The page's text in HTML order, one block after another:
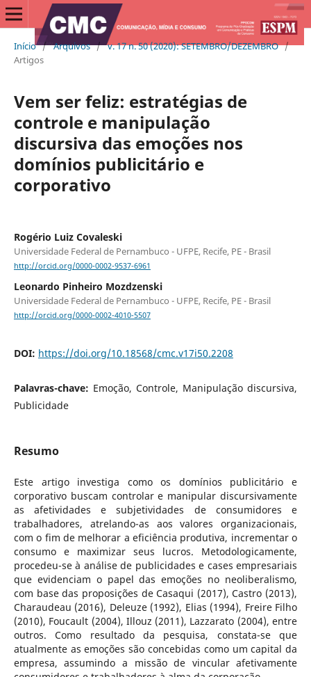
Início / Arquivos / v. 17 n. 50 (2020): SETEMBRO/DEZEMBRO /
Artigos
Vem ser feliz: estratégias de
controle e manipulação
discursiva das emoções nos
domínios publicitário e
corporativo
Rogério Luiz Covaleski
Universidade Federal de Pernambuco - UFPE, Recife, PE - Brasil
http://orcid.org/0000-0002-9537-6961
Leonardo Pinheiro Mozdzenski
Universidade Federal de Pernambuco - UFPE, Recife, PE - Brasil
http://orcid.org/0000-0002-4010-5507
DOI: https://doi.org/10.18568/cmc.v17i50.2208
Palavras-chave: Emoção, Controle, Manipulação discursiva,
Publicidade
Resumo
Este artigo investiga como os domínios publicitário e
corporativo buscam controlar e manipular discursivamente
as afetividades e subjetividades de consumidores e
trabalhadores, atrelando-as aos valores organizacionais,
com o fim de melhorar a eficiência produtiva, incrementar o
consumo e maximizar seus lucros. Metodologicamente,
procedeu-se à análise de publicidades e cases empresariais
que evidenciam o papel das emoções no neoliberalismo,
com base das proposições de Casaqui (2017), Castro (2013),
Charaudeau (2016), Deleuze (1992), Elias (1994), Freire Filho
(2010), Foucault (2004), Illouz (2011), Lazzarato (2004), entre
outros. Como resultado da pesquisa, constata-se que
atualmente as emoções são concebidas como um capital da
empresa, assumindo a missão de vincular afetivamente